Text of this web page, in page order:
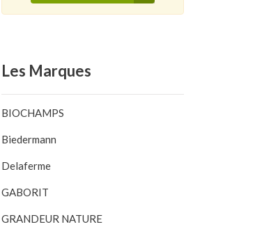
Les Marques
BIOCHAMPS
Biedermann
Delaferme
GABORIT
GRANDEUR NATURE